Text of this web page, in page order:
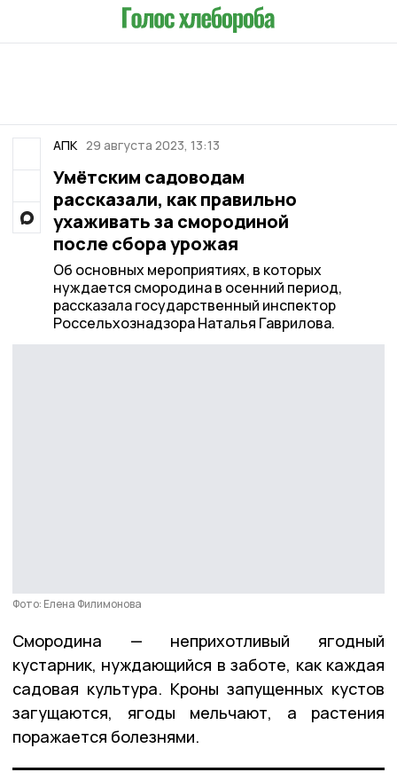
АПК 29 августа 2023, 13:13
Умётским садоводам
рассказали, как правильно
ухаживать за смородиной
после сбора урожая
Об основных мероприятиях, в которых
нуждается смородина в осенний период,
рассказала государственный инспектор
Россельхознадзора Наталья Гаврилова.
Фото: Елена Филимонова
Смородина — неприхотливый ягодный
кустарник, нуждающийся в заботе, как каждая
садовая культура. Кроны запущенных кустов
загущаются, ягоды мельчают, а растения
поражается болезнями.